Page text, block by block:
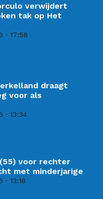
verwijdert
tak op Het
17:58
draagt
voor als
13:34
voor rechter
met minderjarige
13:18